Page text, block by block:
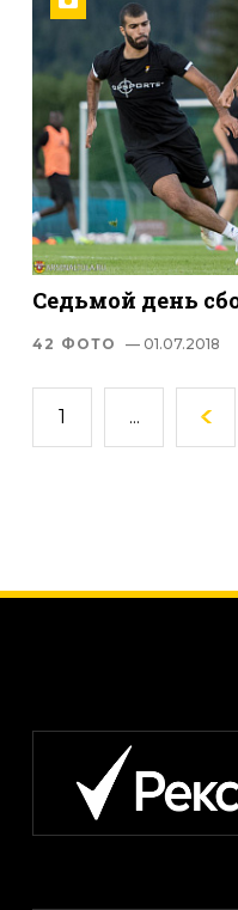
Седьмой день
42 ФОТО — 01.07.2018
1 ...